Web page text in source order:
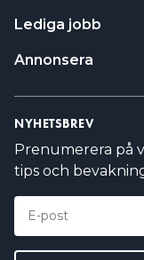
Lediga jobb
Annonsera
NYHETSBREV
Prenumerera på
tips och